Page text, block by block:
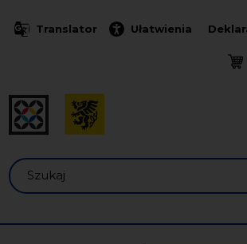
Translator Ułatwienia
Szukaj